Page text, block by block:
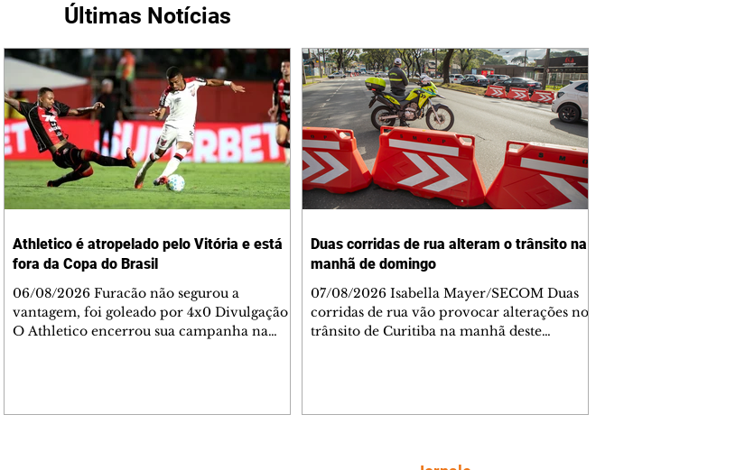
Últimas Notícias
Athletico é atropelado pelo Vitória e está
fora da Copa do Brasil
06/08/2026 Furacão não segurou a
vantagem, foi goleado por 4x0 Divulgação
O Athletico encerrou sua campanha na
Duas corridas de rua alteram o trânsito na
manhã de domingo
07/08/2026 Isabella Mayer/SECOM Duas
corridas de rua vão provocar alterações no
trânsito de Curitiba na manhã deste
deslocamentos com antecedência,